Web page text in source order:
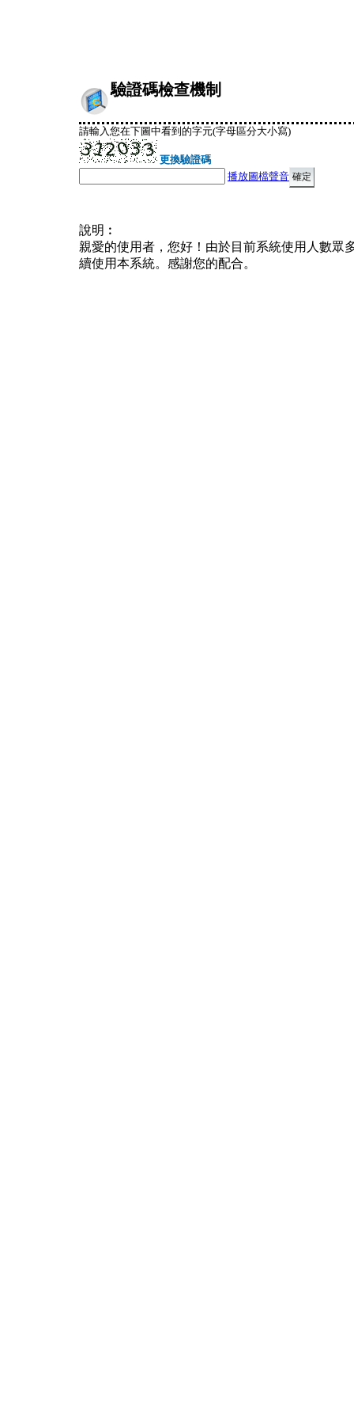
驗證碼檢查機制
請輸入您在下圖中看到的字元(字母區分大小寫)
更換驗證碼
播放圖檔聲音
說明︰
親愛的使用者，您好！由於目前系統使用人數眾
續使用本系統。感謝您的配合。